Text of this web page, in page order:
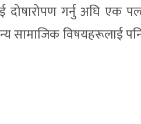
दोषारोपण गर्नु अघि एक
सामाजिक विषयहरूलाई